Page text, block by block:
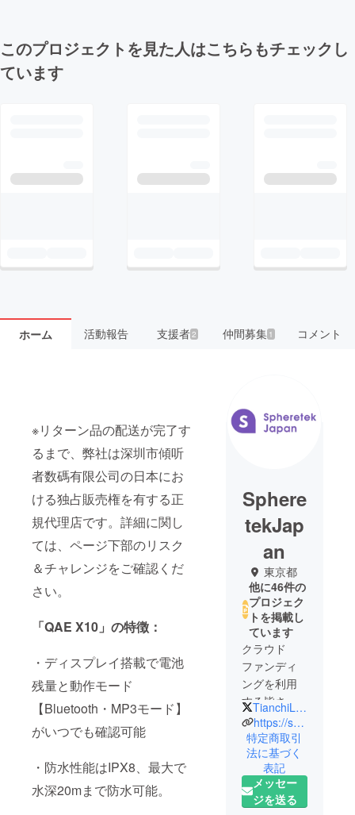
このプロジェクトを見た人はこちらもチェックし
ています
ホーム 活動報告 支援者 2 仲間募集 1 コメント
※リターン品の配送が完了す
るまで、弊社は深圳市傾听
者数碼有限公司の日本にお
ける独占販売権を有する正
規代理店です。詳細に関し
ては、ページ下部のリスク
＆チャレンジをご確認くだ
さい。
「QAE X10」の特徴：
・ディスプレイ搭載で電池
残量と動作モード
【Bluetooth・MP3モード】
がいつでも確認可能
・防水性能はIPX8、最大で
水深20mまで防水可能。
Sphere
tekJap
an
東京都
他に46件の
プロジェク
トを掲載し
ています
クラウド
ファンディ
ングを利用
する皆さ
ん：
我々
「Spheretek
Japan株式
会社」は、
TianchiLiang
https://spheretekjapan.home.blog/
特定商取引
法に基づく
表記
メッセー
ジを送る